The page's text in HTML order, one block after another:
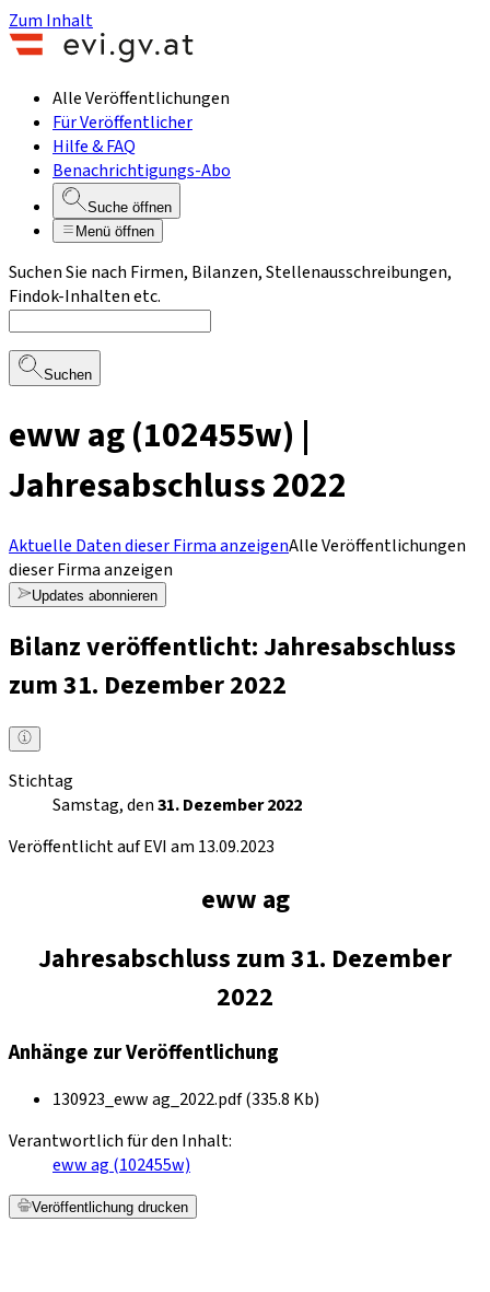
Zum Inhalt
Alle Veröffentlichungen
Für Veröffentlicher
Hilfe & FAQ
Benachrichtigungs-Abo
Suche öffnen
Menü öffnen
Suchen Sie nach Firmen, Bilanzen, Stellenausschreibungen,
Findok-Inhalten etc.
Suchen
eww ag (102455w) |
Jahresabschluss 2022
Aktuelle Daten dieser Firma anzeigenAlle Veröffentlichungen
dieser Firma anzeigen
Updates abonnieren
Bilanz veröffentlicht: Jahresabschluss
zum 31. Dezember 2022
Stichtag
Samstag, den31. Dezember 2022
Veröffentlicht auf EVI am 13.09.2023
eww ag
Jahresabschluss zum 31. Dezember
2022
Anhänge zur Veröffentlichung
130923_eww ag_2022.pdf (335.8 Kb)
Verantwortlich für den Inhalt:
eww ag (102455w)
Veröffentlichung drucken